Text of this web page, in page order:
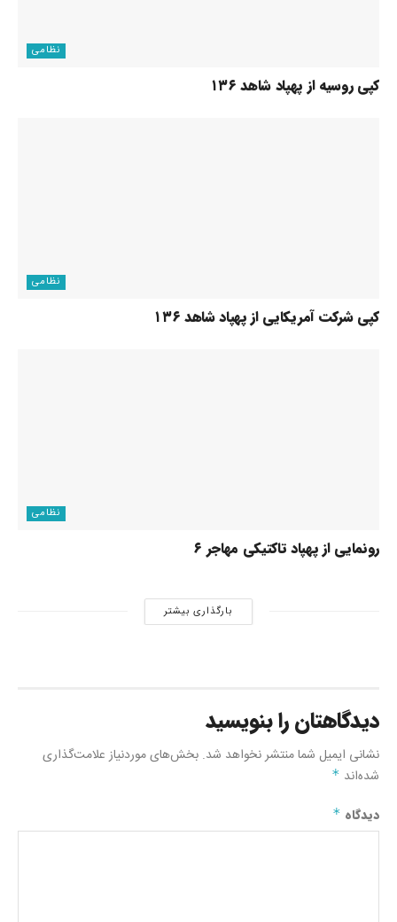
نظامی
کپی روسیه از پهپاد شاهد ۱۳۶
نظامی
کپی شرکت آمریکایی از پهپاد شاهد ۱۳۶
نظامی
رونمایی از پهپاد تاکتیکی مهاجر ۶
بارگذاری بیشتر
دیدگاهتان را بنویسید
نشانی ایمیل شما منتشر نخواهد شد.بخش‌های موردنیاز علامت‌گذاری
شده‌اند*
دیدگاه*